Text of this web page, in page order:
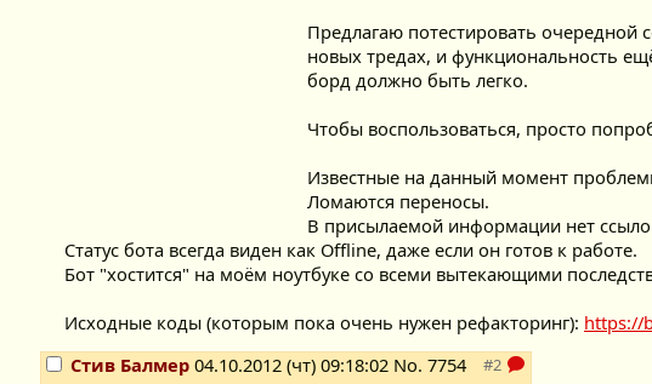
Предлагаю потестировать очередной
новых тредах, и функциональность
борд должно быть легко.
Чтобы воспользоваться, просто
Известные на данный момент
Ломаются переносы.
В присылаемой информации нет
Статус бота всегда виден как Offline, даже если он готов к работе.
Бот "хостится" на моём ноутбуке со всеми вытекающими
Исходные коды (которым пока очень нужен рефакторинг): https://
Стив Балмер 04.10.2012 (чт) 09:18:02 No. 7754